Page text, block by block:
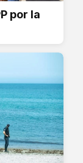
por la